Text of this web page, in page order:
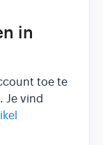
in
toe te
Je vind